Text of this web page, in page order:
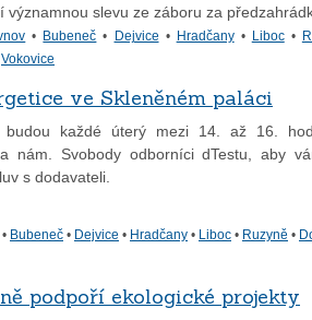
významnou slevu ze záboru za
• Bubeneč • Dejvice • Hradčany• Liboc•
Vokovice
ve Skleněném paláci
budou každé úterý mezi 14. až 16.
nám. Svobody odborníci dTestu, aby
s dodavateli.
• Bubeneč • Dejvice • Hradčany • Liboc • Ruzyně •
podpoří ekologické projekty